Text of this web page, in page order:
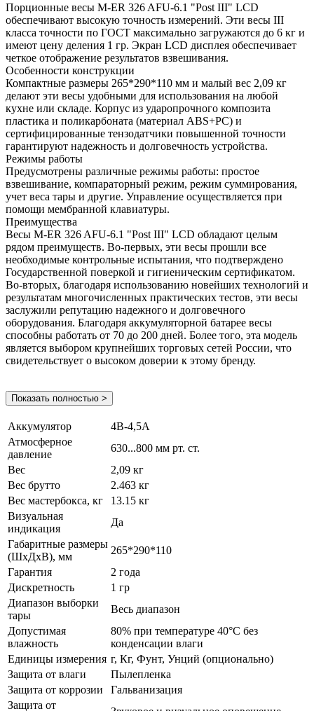
Порционные весы M-ER 326 AFU-6.1 "Post III" LCD
обеспечивают высокую точность измерений. Эти весы III
класса точности по ГОСТ максимально загружаются до 6 кг и
имеют цену деления 1 гр. Экран LCD дисплея обеспечивает
четкое отображение результатов взвешивания.
Особенности конструкции
Компактные размеры 265*290*110 мм и малый вес 2,09 кг
делают эти весы удобными для использования на любой
кухне или складе. Корпус из ударопрочного композита
пластика и поликарбоната (материал ABS+PC) и
сертифицированные тензодатчики повышенной точности
гарантируют надежность и долговечность устройства.
Режимы работы
Предусмотрены различные режимы работы: простое
взвешивание, компараторный режим, режим суммирования,
учет веса тары и другие. Управление осуществляется при
помощи мембранной клавиатуры.
Преимущества
Весы M-ER 326 AFU-6.1 "Post III" LCD обладают целым
рядом преимуществ. Во-первых, эти весы прошли все
необходимые контрольные испытания, что подтверждено
Государственной поверкой и гигиеническим сертификатом.
Во-вторых, благодаря использованию новейших технологий и
результатам многочисленных практических тестов, эти весы
заслужили репутацию надежного и долговечного
оборудования. Благодаря аккумуляторной батарее весы
способны работать от 70 до 200 дней. Более того, эта модель
является выбором крупнейших торговых сетей России, что
свидетельствует о высоком доверии к этому бренду.
Показать полностью >
Аккумулятор
4В-4,5А
Атмосферное
давление
630...800 мм рт. ст.
Вес
2,09 кг
Вес брутто
2.463 кг
Вес мастербокса, кг
13.15 кг
Визуальная
индикация
Да
Габаритные размеры
(ШхДхВ), мм
265*290*110
Гарантия
2 года
Дискретность
1 гр
Диапазон выборки
тары
Весь диапазон
Допустимая
влажность
80% при температуре 40°С без
конденсации влаги
Единицы измерения г, Кг, Фунт, Унций (опционально)
Защита от влаги
Пылепленка
Защита от коррозии
Гальванизация
Защита от